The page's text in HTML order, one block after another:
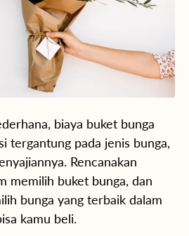
biaya buket bunga
tergantung pada jenis bunga,
Rencanakan
memilih buket bunga, dan
bunga yang terbaik dalam
kamu beli.